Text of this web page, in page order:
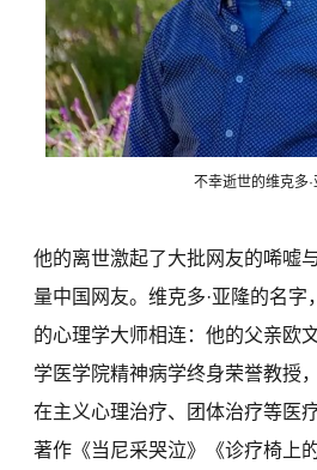
不幸逝世的维克多·
他的离世激起了大批网友的唏嘘
量中国网友。维克多·亚隆的名字
的心理学大师相连：他的父亲欧
学医学院精神病学终身荣誉教授
在主义心理治疗、团体治疗等医
著作《当尼采哭泣》《诊疗椅上